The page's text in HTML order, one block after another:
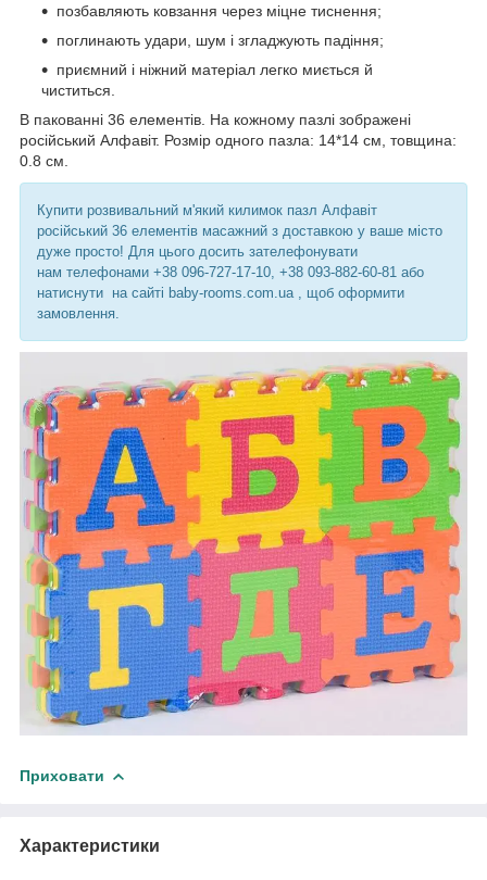
позбавляють ковзання через міцне тиснення;
поглинають удари, шум і згладжують падіння;
приємний і ніжний матеріал легко миється й
чиститься.
В пакованні 36 елементів. На кожному пазлі зображені
російський Алфавіт. Розмір одного пазла: 14*14 см, товщина:
0.8 см.
Купити розвивальний м'який килимок пазл Алфавіт
російський 36 елементів масажний з доставкою у ваше місто
дуже просто! Для цього досить зателефонувати
нам телефонами +38 096-727-17-10, +38 093-882-60-81 або
натиснути на сайті baby-rooms.com.ua , щоб оформити
замовлення.
Приховати
Характеристики